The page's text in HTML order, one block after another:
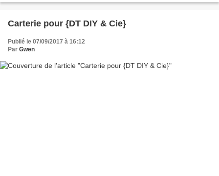
Carterie pour {DT DIY & Cie}
Publié le 07/09/2017 à 16:12
Par Gwen